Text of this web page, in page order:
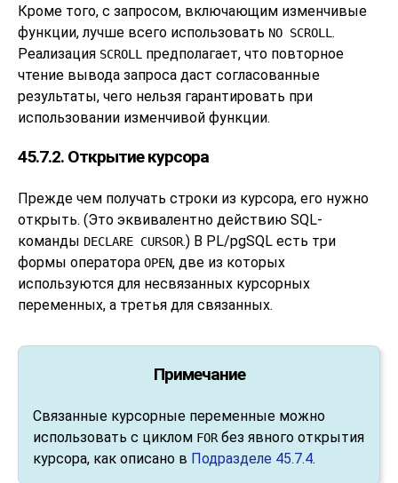
Кроме того, с запросом, включающим изменчивые
функции, лучше всего использовать NO SCROLL .
Реализация SCROLL
предполагает, что повторное
чтение вывода запроса даст согласованные
результаты, чего нельзя гарантировать при
использовании изменчивой функции.
45.7.2. Открытие курсора
Прежде чем получать строки из курсора, его нужно
открыть. (Это эквивалентно действию SQL-
команды DECLARE CURSOR.) В PL/pgSQL есть три
формы оператора OPEN, две из которых
используются для несвязанных курсорных
переменных, а третья для связанных.
Примечание
Связанные курсорные переменные можно
использовать с циклом FORбез явного открытия
курсора, как описано в Подразделе 45.7.4.